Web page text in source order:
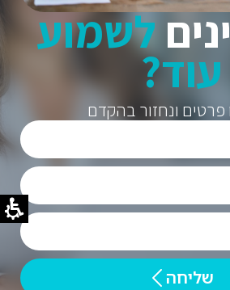
לשמוע
עוד?
פרטים ונחזור בהקדם
שליחה